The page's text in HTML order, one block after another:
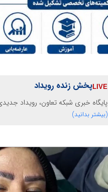
پخش زنده رویداد
پایگاه خبری شبکه تعاون، رویداد
(بیشتر بدانید)